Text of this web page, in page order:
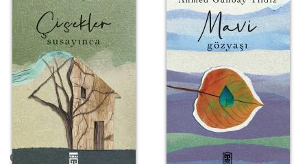
Çiçekler Susayınca Mavi Gözyaşı